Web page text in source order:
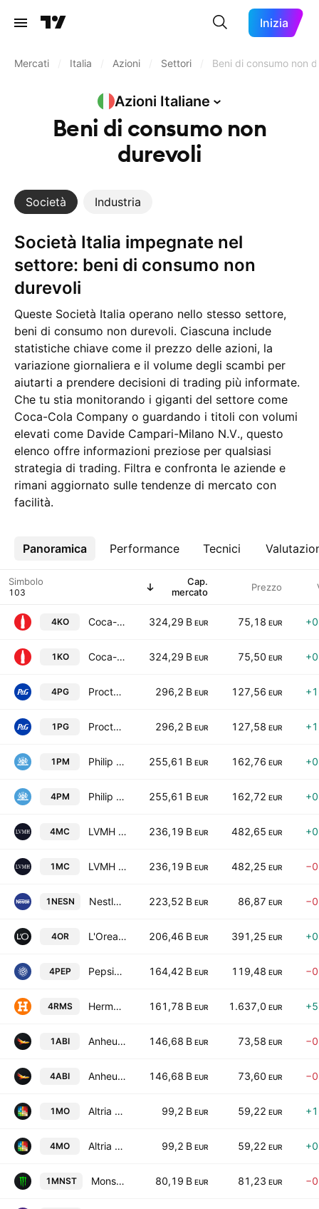
Inizia
Mercati Italia Azioni Settori Beni di consumo non
Azioni Italiane
Beni di consumo non
durevoli
Società Industria
Società Italia impegnate nel
settore: beni di consumo non
durevoli
Queste Società Italia operano nello stesso settore,
beni di consumo non durevoli. Ciascuna include
statistiche chiave come il prezzo delle azioni, la
variazione giornaliera e il volume degli scambi per
aiutarti a prendere decisioni di trading più informate.
Che tu stia monitorando i giganti del settore come
Coca-Cola Company o guardando i titoli con volumi
elevati come Davide Campari-Milano N.V., questo
elenco offre informazioni preziose per qualsiasi
strategia di trading. Filtra e confronta le aziende e
rimani aggiornato sulle tendenze di mercato con
facilità.
Panoramica Performance Tecnici
Altro
Simbolo
Cap.
mercato
Prezzo
4KO Coca-Cola Company 324,29 B EUR 75,18 EUR
1KO Coca-Cola Company 324,29 B EUR 75,50 EUR
4PG Procter & Gamble Company 296,2 B EUR 127,56 EUR
1PG Procter & Gamble Company 296,2 B EUR 127,58 EUR
1PM Philip Morris International Inc. 255,61 B EUR 162,76 EUR
4PM Philip Morris International Inc. 255,61 B EUR 162,72 EUR
4MC LVMH Moet Hennessy Louis Vuitton SE 236,19 B EUR 482,65 EUR
1MC LVMH Moet Hennessy Louis Vuitton SE 236,19 B EUR 482,25 EUR
1NESN Nestle S.A. 223,52 B EUR 86,87 EUR
4OR L'Oreal S.A. 206,46 B EUR 391,25 EUR
4PEP PepsiCo, Inc. 164,42 B EUR 119,48 EUR
4RMS Hermes International SCA 161,78 B EUR 1.637,0 EUR
1ABI Anheuser-Busch InBev SA/NV 146,68 B EUR 73,58 EUR
4ABI Anheuser-Busch InBev SA/NV 146,68 B EUR 73,60 EUR
1MO Altria Group, Inc. 99,2 B EUR 59,22 EUR
4MO Altria Group, Inc. 99,2 B EUR 59,22 EUR
1MNST Monster Beverage Corporation 80,19 B EUR 81,23 EUR